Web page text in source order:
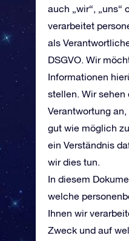
auch „wir“, „uns“
verarbeitet
als
DSGVO. Wir
Informationen
stellen. Wir sehen
Verantwortung
gut wie möglich
ein Verständnis
wir dies tun.
In diesem
welche
Ihnen wir
Zweck und auf